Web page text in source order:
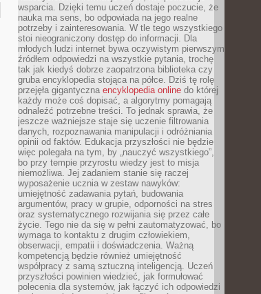
wsparcia. Dzięki temu uczeń dostaje poczucie, że
nauka ma sens, bo odpowiada na jego realne
potrzeby i zainteresowania. W tle tego wszystkiego
stoi nieograniczony dostęp do informacji. Dla
młodych ludzi internet bywa oczywistym pierwszym
źródłem odpowiedzi na wszystkie pytania, trochę
tak jak kiedyś dobrze zaopatrzona biblioteka czy
gruba encyklopedia stojąca na półce. Dziś tę rolę
przejęła gigantyczna encyklopedia online do której
każdy może coś dopisać, a algorytmy pomagają
odnaleźć potrzebne treści. To jednak sprawia, że
jeszcze ważniejsze staje się uczenie filtrowania
danych, rozpoznawania manipulacji i odróżniania
opinii od faktów. Edukacja przyszłości nie będzie
więc polegała na tym, by „nauczyć wszystkiego”,
bo przy tempie przyrostu wiedzy jest to misja
niemożliwa. Jej zadaniem stanie się raczej
wyposażenie ucznia w zestaw nawyków:
umiejętność zadawania pytań, budowania
argumentów, pracy w grupie, odporności na stres
oraz systematycznego rozwijania się przez całe
życie. Tego nie da się w pełni zautomatyzować, bo
wymaga to kontaktu z drugim człowiekiem,
obserwacji, empatii i doświadczenia. Ważną
kompetencją będzie również umiejętność
współpracy z samą sztuczną inteligencją. Uczeń
przyszłości powinien wiedzieć, jak formułować
polecenia dla systemów, jak łączyć ich odpowiedzi